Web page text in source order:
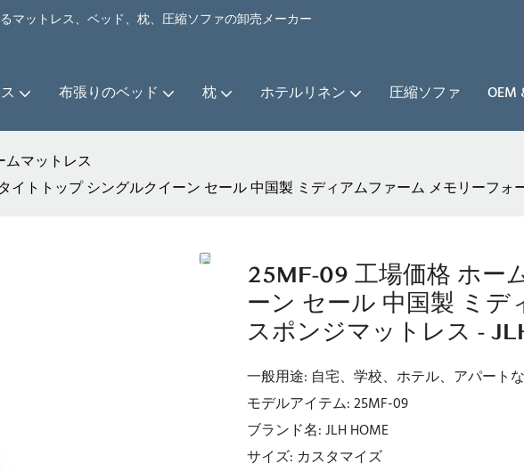
マットレス、ベッド、枕、圧縮ソファの卸売メーカー
布張りのベッド 枕 ホテルリネン 圧縮ソファ OEM
ムマットレス
イトトップ シングルクイーン セール 中国製 ミディアムファーム メモリーフォ
25MF-09 工場価格 ホー
ーン セール 中国製 ミ
スポンジマットレス -
一般用途: 自宅、学校、ホテル、アパート
モデルアイテム: 25MF-09
ブランド名: JLH HOME
サイズ: カスタマイズ